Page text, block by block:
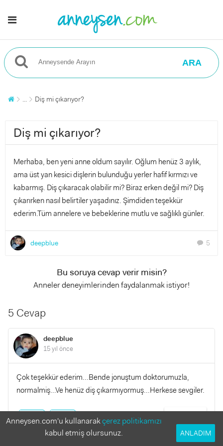
ARA
... Diş mi çıkarıyor?
Diş mi çıkarıyor?
Merhaba, ben yeni anne oldum sayılır. Oğlum henüz 3 aylık,
ama üst yan kesici dişlerin bulunduğu yerler hafif kırmızı ve
kabarmış. Diş çıkaracak olabilir mi? Biraz erken değil mi? Diş
çıkarırken nasıl belirtiler yaşadınız. Şimdiden teşekkür
ederim.Tüm annelere ve bebeklerine mutlu ve sağlıklı günler.
deepblue chat 5
Bu soruya cevap verir misin?
Anneler deneyimlerinden faydalanmak istiyor!
5 Cevap
deepblue
15 yıl önce
Çok teşekkür ederim...Bende jonuştum doktorumuzla,
normalmiş...Ve henüz diş çıkarmıyormuş...Herkese sevgiler.
0 0
Anneysen.com'u kullanarakçerez politikamızı
kabul etmiş olursunuz.
ANLADIM